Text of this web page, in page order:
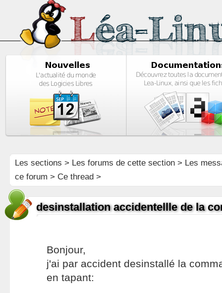
Les sections > Les forums de cette section> Les
ce forum > Ce thread >
desinstallation accidentellle de la
Bonjour,
j'ai par accident desinstallé la
en tapant: